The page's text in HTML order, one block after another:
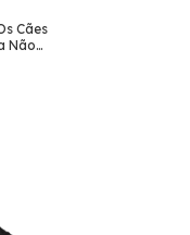
Cães
Não